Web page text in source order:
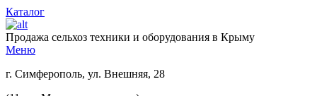
Каталог
Продажа сельхоз техники и оборудования в Крыму
Меню
г. Симферополь, ул. Внешняя, 28